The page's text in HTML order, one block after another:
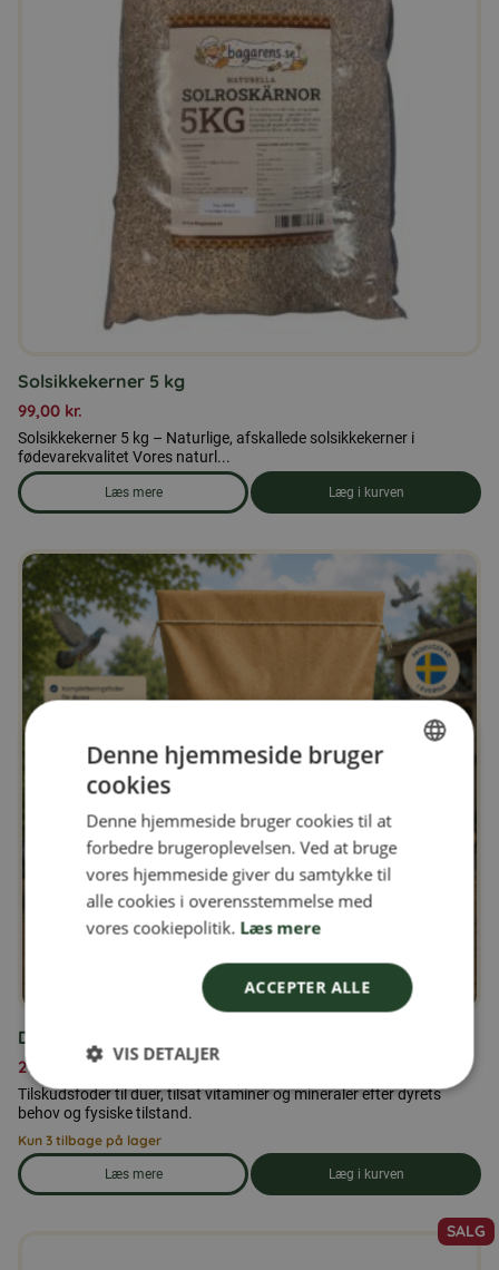
Solsikkekerner 5 kg
99,00 kr.
Solsikkekerner 5 kg – Naturlige, afskallede solsikkekerner i
fødevarekvalitet Vores naturl...
Læs mere
om produkten Solsikkekerner 5 kg
Læg i kurven
Duerfoder 25 kg
279,00 kr.
Tilskudsfoder til duer, tilsat vitaminer og mineraler efter dyrets
behov og fysiske tilstand.
Kun 3 tilbage på lager
Læs mere
om produkten Duerfoder 25 kg
Læg i kurven
SALG
FINNISH
DANISH
NORWEGIAN
Denne hjemmeside bruger
cookies
Denne hjemmeside bruger cookies til at
forbedre brugeroplevelsen. Ved at bruge
vores hjemmeside giver du samtykke til
alle cookies i overensstemmelse med
vores cookiepolitik. Læs mere
ACCEPTER ALLE
VIS DETALJER